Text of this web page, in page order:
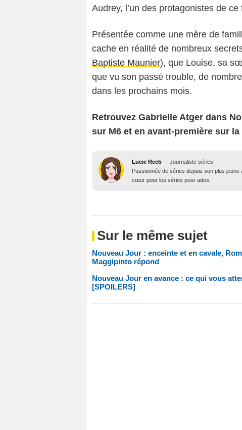
Audrey, l’un des protagonistes de
Présentée comme une mère de
cache en réalité de nombreux
Baptiste Maunier), que Louise, sa
que vu son passé trouble, de
dans les prochains mois.
Retrouvez Gabrielle Atger dans
sur M6 et en avant-première sur
Lucie Reeb - Journaliste séries
Passionnée de séries depuis son plus
cœur pour les séries pour ados.
Sur le même sujet
Nouveau Jour : enceinte et en cavale,
Maggipinto répond
Nouveau Jour en avance : ce qui vous
[SPOILERS]